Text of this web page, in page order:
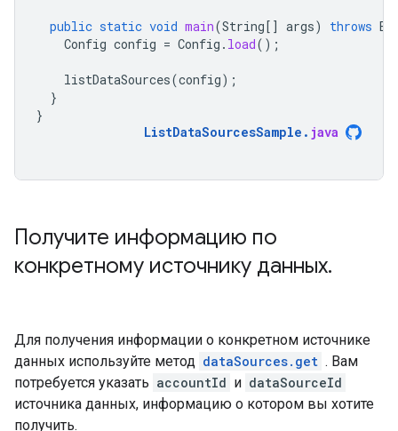
public static void main(String[] args) throws
Config config = Config . load();
listDataSources(config);
}
}
ListDataSourcesSample . java
Получите информацию по
конкретному источнику данных.
Для получения информации о конкретном источнике
данных используйте метод dataSources.get . Вам
потребуется указать accountId и dataSourceId
источника данных, информацию о котором вы хотите
получить.